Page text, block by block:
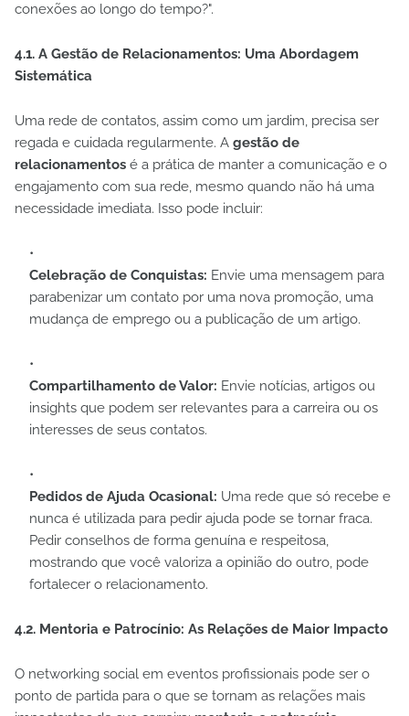
conexões ao longo do tempo?".
4.1. A Gestão de Relacionamentos: Uma Abordagem
Sistemática
Uma rede de contatos, assim como um jardim, precisa ser
regada e cuidada regularmente. A gestão de
relacionamentos é a prática de manter a comunicação e o
engajamento com sua rede, mesmo quando não há uma
necessidade imediata. Isso pode incluir:
Celebração de Conquistas: Envie uma mensagem para
parabenizar um contato por uma nova promoção, uma
mudança de emprego ou a publicação de um artigo.
Compartilhamento de Valor: Envie notícias, artigos ou
insights que podem ser relevantes para a carreira ou os
interesses de seus contatos.
Pedidos de Ajuda Ocasional: Uma rede que só recebe e
nunca é utilizada para pedir ajuda pode se tornar fraca.
Pedir conselhos de forma genuína e respeitosa,
mostrando que você valoriza a opinião do outro, pode
fortalecer o relacionamento.
4.2. Mentoria e Patrocínio: As Relações de Maior Impacto
O networking social em eventos profissionais pode ser o
ponto de partida para o que se tornam as relações mais